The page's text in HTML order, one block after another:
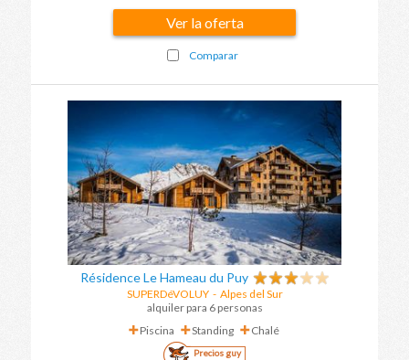
Ver la oferta
Comparar
Résidence Le Hameau du Puy
SUPERDéVOLUY- Alpes del Sur
alquiler para 6 personas
Piscina
Standing Chalé
Precios guy